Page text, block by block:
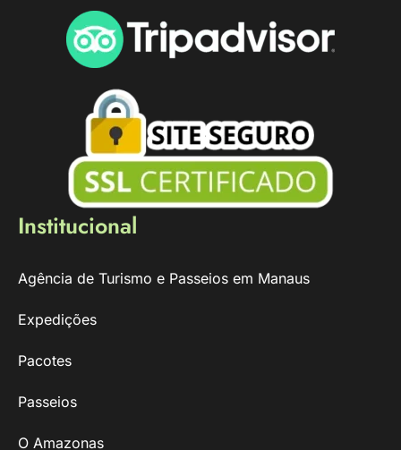
Institucional
Agência de Turismo e Passeios em Manaus
Expedições
Pacotes
Passeios
O Amazonas